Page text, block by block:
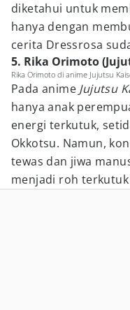
diketahui untuk
hanya dengan
cerita Dressrosa
5. Rika Orimoto
Rika Orimoto di anime Jujutsu
Pada anime Jujutsu
hanya anak
energi terkutuk,
Okkotsu. Namun,
tewas dan jiwa
menjadi roh